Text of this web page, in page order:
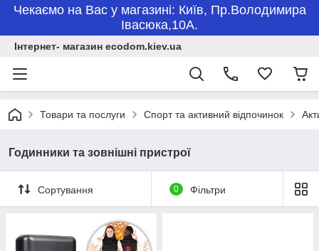
Чекаємо на Вас у магазині: Київ, Пр.Володимира
Івасюка,10А.
Інтернет- магазин ecodom.kiev.ua
Товари та послуги Спорт та активний відпочинок
Годинники та зовнішні пристрої
Сортування 0 Фільтри